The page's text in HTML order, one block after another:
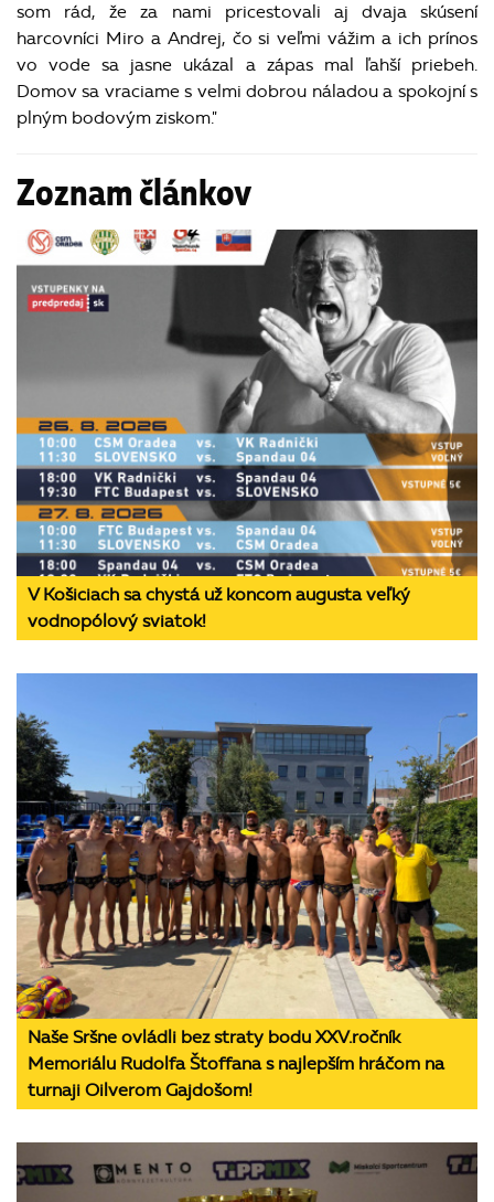
som rád, že za nami pricestovali aj dvaja skúsení
harcovníci Miro a Andrej, čo si veľmi vážim a ich prínos
vo vode sa jasne ukázal a zápas mal ľahší priebeh.
Domov sa vraciame s velmi dobrou náladou a spokojní s
plným bodovým ziskom."
Zoznam článkov
V Košiciach sa chystá už koncom augusta veľký
vodnopólový sviatok!
Naše Sršne ovládli bez straty bodu XXV.ročník
Memoriálu Rudolfa Štoffana s najlepším hráčom na
turnaji Oilverom Gajdošom!